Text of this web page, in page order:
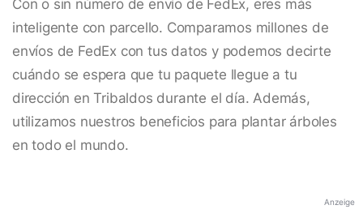
Con o sin número de envío de FedEx, eres más
inteligente con parcello. Comparamos millones de
envíos de FedEx con tus datos y podemos decirte
cuándo se espera que tu paquete llegue a tu
dirección en Tribaldos durante el día. Además,
utilizamos nuestros beneficios para plantar árboles
en todo el mundo.
Anzeige